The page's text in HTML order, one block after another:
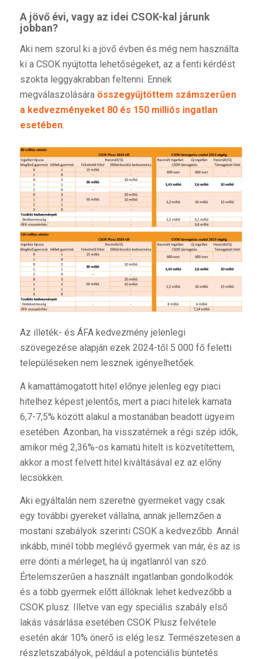
A jövő évi, vagy az idei CSOK-kal járunk
jobban?
Aki nem szorul ki a jövő évben és még nem használta
ki a CSOK nyújtotta lehetőségeket, az a fenti kérdést
szokta leggyakrabban feltenni. Ennek
megválaszolására összegyűjtöttem számszerűen
a kedvezményeket 80 és 150 milliós ingatlan
esetében.
Az illeték- és ÁFA kedvezmény jelenlegi
szövegezése alapján ezek 2024-től 5 000 fő feletti
településeken nem lesznek igényelhetőek.
A kamattámogatott hitel előnye jelenleg egy piaci
hitelhez képest jelentős, mert a piaci hitelek kamata
6,7-7,5% között alakul a mostanában beadott ügyeim
esetében. Azonban, ha visszatérnek a régi szép idők,
amikor még 2,36%-os kamatú hitelt is közvetítettem,
akkor a most felvett hitel kiváltásával ez az előny
lecsökken.
Aki egyáltalán nem szeretne gyermeket vagy csak
egy további gyereket vállalna, annak jellemzően a
mostani szabályok szerinti CSOK a kedvezőbb. Annál
inkább, minél több meglévő gyermek van már, és az is
erre dönti a mérleget, ha új ingatlanról van szó.
Értelemszerűen a használt ingatlanban gondolkodók
és a több gyermek előtt állóknak lehet kedvezőbb a
CSOK plusz. Illetve van egy speciális szabály első
lakás vásárlása esetében CSOK Plusz felvétele
esetén akár 10% önerő is elég lesz. Természetesen a
részletszabályok, például a potenciális büntetés